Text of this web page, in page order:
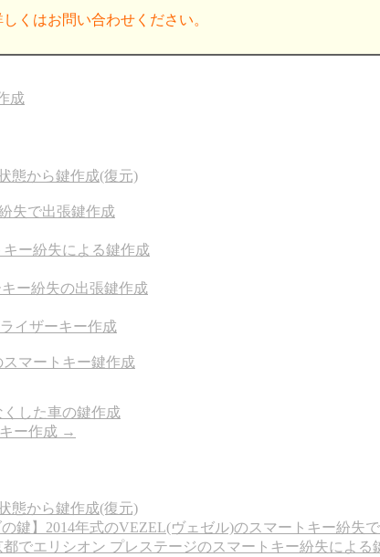
くはお問い合わせください。
成
態から鍵作成(復元)
失で出張鍵作成
キー紛失による鍵作成
ー紛失の出張鍵作成
イザーキー作成
スマートキー鍵作成
くした車の鍵作成
ー作成 →
態から鍵作成(復元)
の鍵】2014年式のVEZEL(ヴェゼル)のスマートキー紛失
都でエリシオン プレステージのスマートキー紛失による